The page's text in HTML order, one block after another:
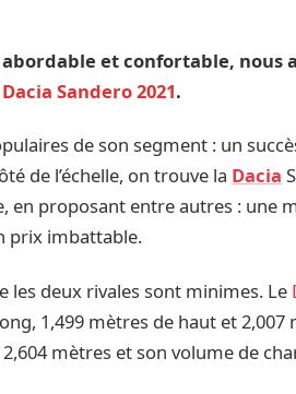
abordable et confortable,
Dacia Sandero 2021.
de son segment : un
de l’échelle, on trouve la Dacia
en proposant entre autres : une
prix imbattable.
les deux rivales sont minimes. Le
1,499 mètres de haut et 2,007
mètres et son volume de